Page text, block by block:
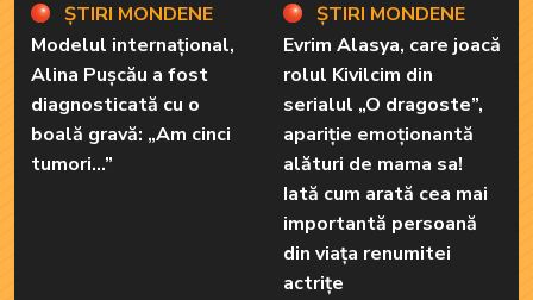
ȘTIRI MONDENE
Modelul internațional,
Alina Pușcău a fost
diagnosticată cu o
boală gravă: „Am cinci
tumori...”
ȘTIRI MONDENE
Evrim Alasya, care joacă
rolul Kivilcim din
serialul „O dragoste”,
apariție emoționantă
alături de mama sa!
Iată cum arată cea mai
importantă persoană
din viața renumitei
actrițe